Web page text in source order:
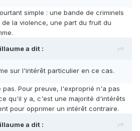
simple : une bande de criminels
la violence, une part du fruit du
a dit :
sur l'intérêt particulier en ce cas.
Pour preuve, l'exproprié n'a pas
qu'il y a, c'est une majorité d'intérêts
pour opprimer un intérêt contraire.
a dit :